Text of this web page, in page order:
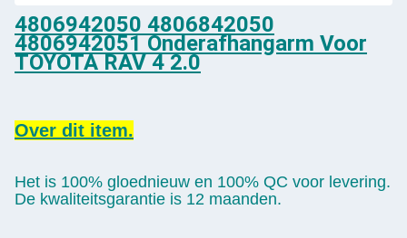
4806942050 4806842050
4806942051 Onderafhangarm Voor
TOYOTA RAV 4 2.0
Over dit item.
Het is 100% gloednieuw en 100% QC voor levering.
De kwaliteitsgarantie is 12 maanden.